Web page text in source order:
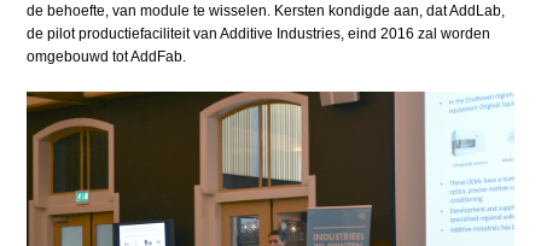
de behoefte, van module te wisselen. Kersten kondigde aan, dat AddLab,
de pilot productiefaciliteit van Additive Industries, eind 2016 zal worden
omgebouwd tot AddFab.